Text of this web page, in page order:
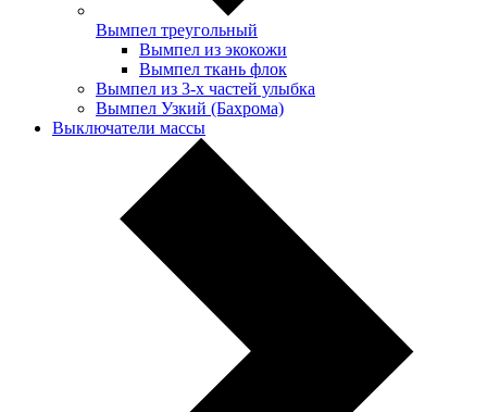
Вымпел треугольный
Вымпел из экокожи
Вымпел ткань флок
Вымпел из 3-х частей улыбка
Вымпел Узкий (Бахрома)
Выключатели массы